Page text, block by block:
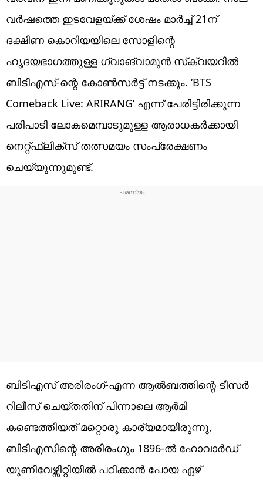
വർഷത്തെ ഇടവേളയ്ക്ക് ശേഷം മാർച്ച് 21ന്
ദക്ഷിണ കൊറിയയിലെ സോളിന്റെ
ഹൃദയഭാഗത്തുള്ള ഗ്വാങ്‌വാമുൻ സ്‌ക്വയറിൽ
ബിടിഎസ്-ന്റെ കോൺസർട്ട് നടക്കും. ‘BTS
Comeback Live: ARIRANG’ എന്ന് പേരിട്ടിരിക്കുന്ന
പരിപാടി ലോകമെമ്പാടുമുള്ള ആരാധകർക്കായി
നെറ്റ്ഫ്ലിക്സ് തത്സമയം സംപ്രേക്ഷണം
ചെയ്യുന്നുമുണ്ട്.
ബിടിഎസ് അരിരം​ഗ്-എന്ന ആൽബത്തിന്റെ ടീസർ
റിലീസ് ചെയ്തതിന് പിന്നാലെ ആർമി
കണ്ടെത്തിയത് മറ്റൊരു കാര്യമായിരുന്നു,
ബിടിഎസിന്റെ അരിരം​ഗും 1896-ൽ ഹോവാർഡ്
യൂണിവേഴ്സിറ്റിയിൽ പഠിക്കാൻ പോയ ഏഴ്